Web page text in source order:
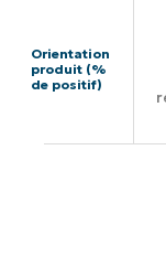
Orientation
produit (%
de positif)